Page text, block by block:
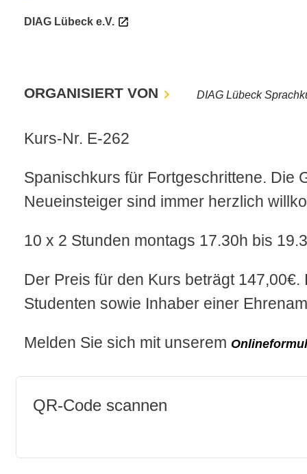
DIAG Lübeck e.V.
ORGANISIERT VON DIAG Lübeck
Kurs-Nr. E-262
Spanischkurs für Fortgeschrittene. Die
Neueinsteiger sind immer herzlich
10 x 2 Stunden montags 17.30h bis
Der Preis für den Kurs beträgt
Studenten sowie Inhaber einer
Melden Sie sich mit unserem
QR-Code scannen